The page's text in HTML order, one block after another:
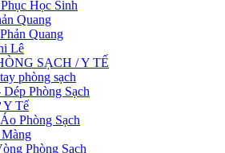
Học Sinh
Quang
Quang
Lê
SẠCH / Y TẾ
phòng sạch
Phòng Sạch
Y Tế
Phòng Sạch
Phòng Sạch